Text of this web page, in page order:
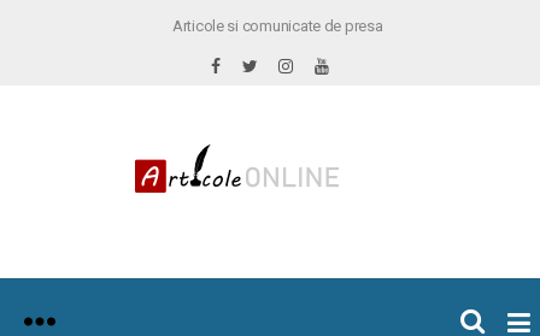
Articole si comunicate de presa